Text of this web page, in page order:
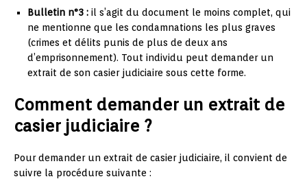
Bulletin n°3 : il s’agit du document le moins complet, qui
ne mentionne que les condamnations les plus graves
(crimes et délits punis de plus de deux ans
d’emprisonnement). Tout individu peut demander un
extrait de son casier judiciaire sous cette forme.
Comment demander un extrait de
casier judiciaire ?
Pour demander un extrait de casier judiciaire, il convient de
suivre la procédure suivante :